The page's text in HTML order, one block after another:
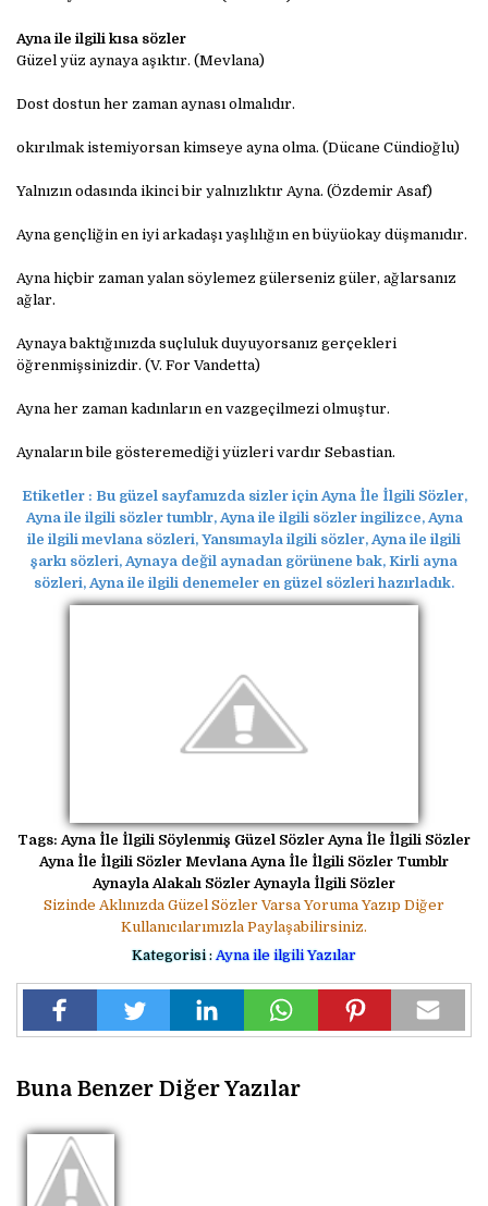
Ayna ile ilgili kısa sözler
Güzel yüz aynaya aşıktır. (Mevlana)
Dost dostun her zaman aynası olmalıdır.
okırılmak istemiyorsan kimseye ayna olma. (Dücane Cündioğlu)
Yalnızın odasında ikinci bir yalnızlıktır Ayna. (Özdemir Asaf)
Ayna gençliğin en iyi arkadaşı yaşlılığın en büyüokay düşmanıdır.
Ayna hiçbir zaman yalan söylemez gülerseniz güler, ağlarsanız
ağlar.
Aynaya baktığınızda suçluluk duyuyorsanız gerçekleri
öğrenmişsinizdir. (V. For Vandetta)
Ayna her zaman kadınların en vazgeçilmezi olmuştur.
Aynaların bile gösteremediği yüzleri vardır Sebastian.
Etiketler : Bu güzel sayfamızda sizler için Ayna İle İlgili Sözler,
Ayna ile ilgili sözler tumblr, Ayna ile ilgili sözler ingilizce, Ayna
ile ilgili mevlana sözleri, Yansımayla ilgili sözler, Ayna ile ilgili
şarkı sözleri, Aynaya değil aynadan görünene bak, Kirli ayna
sözleri, Ayna ile ilgili denemeler en güzel sözleri hazırladık.
Tags: Ayna İle İlgili Söylenmiş Güzel Sözler Ayna İle İlgili Sözler
Ayna İle İlgili Sözler Mevlana Ayna İle İlgili Sözler Tumblr
Aynayla Alakalı Sözler Aynayla İlgili Sözler
Sizinde Aklınızda Güzel Sözler Varsa Yoruma Yazıp Diğer
Kullanıcılarımızla Paylaşabilirsiniz.
Kategorisi : Ayna ile ilgili Yazılar
Buna Benzer Diğer Yazılar